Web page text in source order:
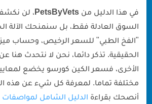
في هذا الدليل منPetsByVets ، لن
السوق العادلة فقط، بل سنمنحك الآلة
"الفخ الطبي" للسعر الرخيص، وحساب
الحقيقية. تذكر دائما، نحن لا نتحدث هنا
الأخرى، فسعر الكين كورسو يخضع
مختلفة تماما. لمعرفة كل شيء عن هذه
أنصحك بقراءة الدليل الشامل